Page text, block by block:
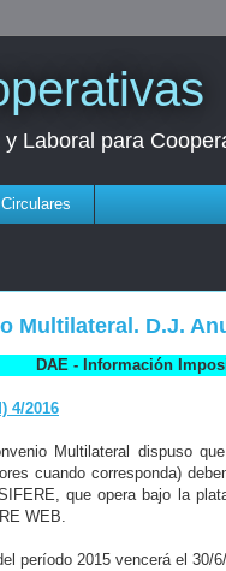
Laboral para
Multilateral. D.J.
DAE - Información
4/2016
Multilateral dispuso
cuando corresponda)
que opera bajo la
WEB.
período 2015 vencerá el 30/